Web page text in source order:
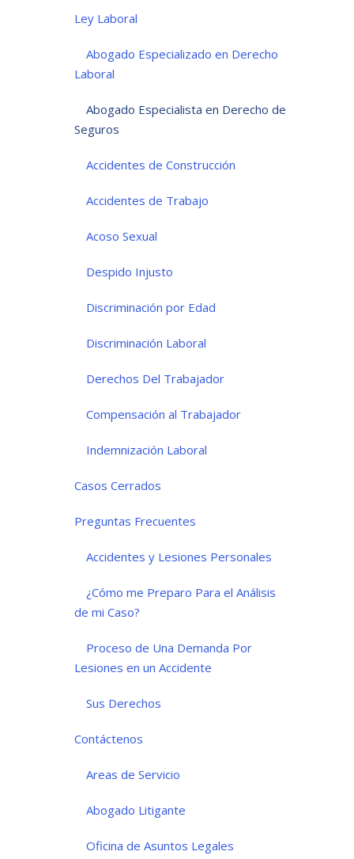
Ley Laboral
Abogado Especializado en Derecho
Laboral
Abogado Especialista en Derecho de
Seguros
Accidentes de Construcción
Accidentes de Trabajo
Acoso Sexual
Despido Injusto
Discriminación por Edad
Discriminación Laboral
Derechos Del Trabajador
Compensación al Trabajador
Indemnización Laboral
Casos Cerrados
Preguntas Frecuentes
Accidentes y Lesiones Personales
¿Cómo me Preparo Para el Análisis
de mi Caso?
Proceso de Una Demanda Por
Lesiones en un Accidente
Sus Derechos
Contáctenos
Areas de Servicio
Abogado Litigante
Oficina de Asuntos Legales